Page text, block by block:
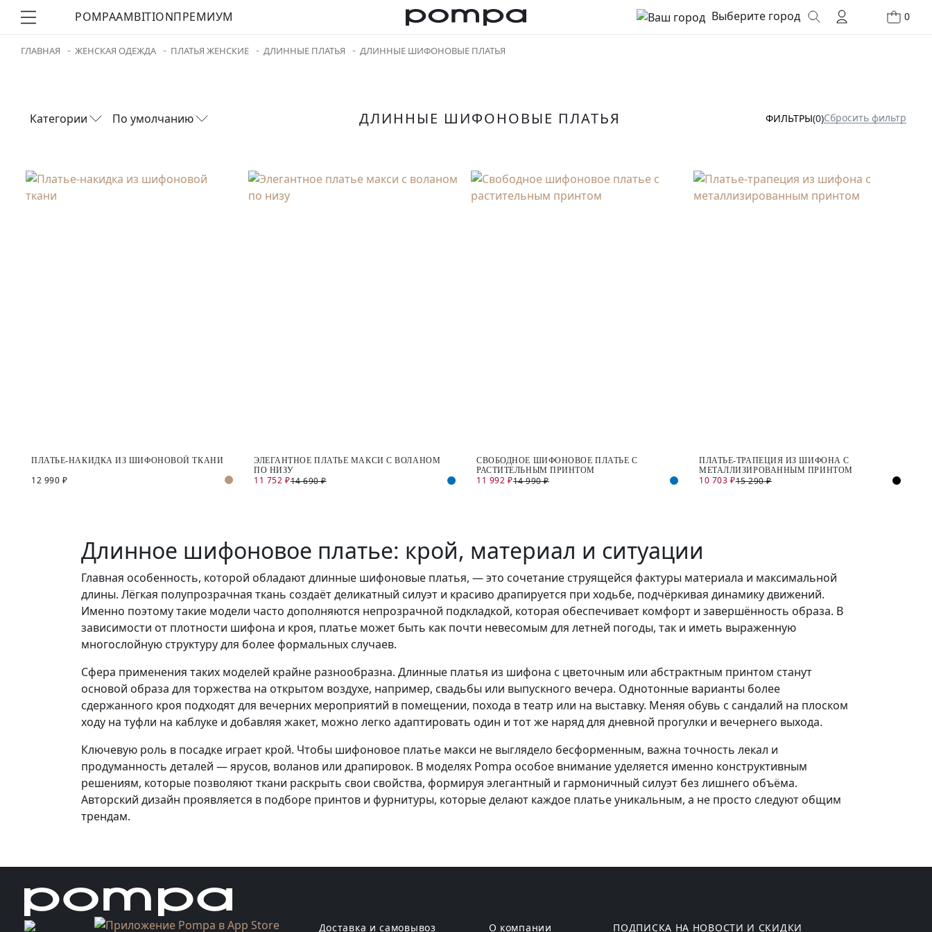
POMPAAMBITIONПРЕМИУМ Выберите город 0
ГЛАВНАЯ ЖЕНСКАЯ ОДЕЖДА ПЛАТЬЯ ЖЕНСКИЕ ДЛИННЫЕ ПЛАТЬЯ ДЛИННЫЕ ШИФОНОВЫЕ ПЛАТЬЯ
Категории По умолчанию ДЛИННЫЕ ШИФОНОВЫЕ ПЛАТЬЯ ФИЛЬТРЫ(0)Сбросить фильтр
ПЛАТЬЕ-НАКИДКА ИЗ ШИФОНОВОЙ ТКАНИ
12 990 ₽
ЭЛЕГАНТНОЕ ПЛАТЬЕ МАКСИ С ВОЛАНОМ
ПО НИЗУ
11 752 ₽14 690 ₽
СВОБОДНОЕ ШИФОНОВОЕ ПЛАТЬЕ С
РАСТИТЕЛЬНЫМ ПРИНТОМ
11 992 ₽14 990 ₽
ПЛАТЬЕ-ТРАПЕЦИЯ ИЗ ШИФОНА С
МЕТАЛЛИЗИРОВАННЫМ ПРИНТОМ
10 703 ₽15 290 ₽
Длинное шифоновое платье: крой, материал и ситуации
Главная особенность, которой обладают длинные шифоновые платья, — это сочетание струящейся фактуры материала и максимальной
длины. Лёгкая полупрозрачная ткань создаёт деликатный силуэт и красиво драпируется при ходьбе, подчёркивая динамику движений.
Именно поэтому такие модели часто дополняются непрозрачной подкладкой, которая обеспечивает комфорт и завершённость образа. В
зависимости от плотности шифона и кроя, платье может быть как почти невесомым для летней погоды, так и иметь выраженную
многослойную структуру для более формальных случаев.
Сфера применения таких моделей крайне разнообразна. Длинные платья из шифона с цветочным или абстрактным принтом станут
основой образа для торжества на открытом воздухе, например, свадьбы или выпускного вечера. Однотонные варианты более
сдержанного кроя подходят для вечерних мероприятий в помещении, похода в театр или на выставку. Меняя обувь с сандалий на плоском
ходу на туфли на каблуке и добавляя жакет, можно легко адаптировать один и тот же наряд для дневной прогулки и вечернего выхода.
Ключевую роль в посадке играет крой. Чтобы шифоновое платье макси не выглядело бесформенным, важна точность лекал и
продуманность деталей — ярусов, воланов или драпировок. В моделях Pompa особое внимание уделяется именно конструктивным
решениям, которые позволяют ткани раскрыть свои свойства, формируя элегантный и гармоничный силуэт без лишнего объёма.
Авторский дизайн проявляется в подборе принтов и фурнитуры, которые делают каждое платье уникальным, а не просто следуют общим
трендам.
Доставка и самовывоз
О компании
ПОДПИСКА НА НОВОСТИ И СКИДКИ